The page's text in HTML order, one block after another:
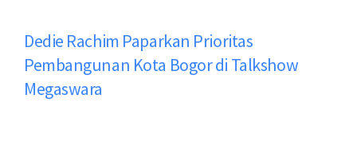
Dedie Rachim Paparkan Prioritas
Pembangunan Kota Bogor di Talkshow
Megaswara